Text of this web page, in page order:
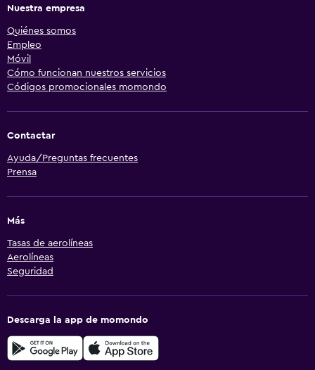
Nuestra empresa
Quiénes somos
Empleo
Móvil
Cómo funcionan nuestros servicios
Códigos promocionales momondo
Contactar
Ayuda/Preguntas frecuentes
Prensa
Más
Tasas de aerolíneas
Aerolíneas
Seguridad
Descarga la app de momondo